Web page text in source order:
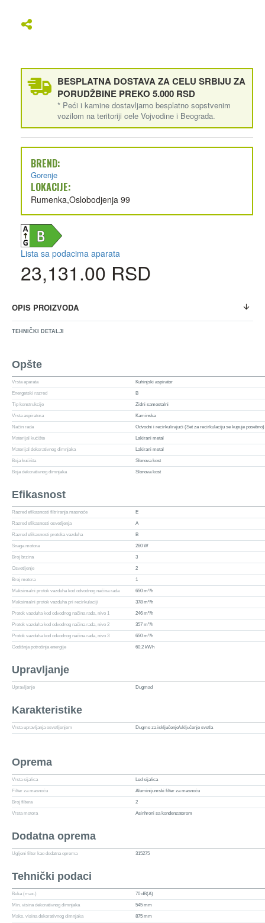
BESPLATNA DOSTAVA ZA CELU SRBIJU ZA
PORUDŽBINE PREKO 5.000 RSD
* Peći i kamine dostavljamo besplatno sopstvenim
vozilom na teritoriji cele Vojvodine i Beograda.
BREND:
Gorenje
LOKACIJE:
Rumenka,Oslobodjenja 99
Lista sa podacima aparata
23,131.00 RSD
OPIS PROIZVODA
TEHNIČKI DETALJI
Opšte
Vrsta aparata Kuhinjski aspirator
Energetski razred B
Tip konstrukcije Zidni samostalni
Vrsta aspiratora Kaminska
Način rada Odvodni i recirkulirajući (Set za recirkulaciju se kupuje posebno)
Materijal kućište Lakirani metal
Materijal dekorativnog dimnjaka Lakirani metal
Boja kućišta Slonova kost
Boja dekorativnog dimnjaka Slonova kost
Efikasnost
Razred efikasnosti filtriranja masnoće E
Razred efikasnosti osvetljenja A
Razred efikasnosti protoka vazduha B
Snaga motora 260 W
Broj brzina 3
Osvetljenje 2
Broj motora 1
Maksimalni protok vazduha kod odvodnog načina rada 650 m³/h
Maksimalni protok vazduha pri recirkulaciji 378 m³/h
Protok vazduha kod odvodnog načina rada, nivo 1 246 m³/h
Protok vazduha kod odvodnog načina rada, nivo 2 357 m³/h
Protok vazduha kod odvodnog načina rada, nivo 3 650 m³/h
Godišnja potrošnja energije 60.2 kWh
Upravljanje
Upravljanje Dugmad
Karakteristike
Vrsta upravljanja osvetljenjem Dugme za isključenje/uključenje svetla
Oprema
Vrsta sijalica Led sijalica
Filter za masnoću Aluminijumski filter za masnoću
Broj filtera 2
Vrsta motora Asinhroni sa kondenzatorom
Dodatna oprema
Ugljeni filter kao dodatna oprema 315275
Tehnički podaci
Buka (max.) 70 dB(A)
Min. visina dekorativnog dimnjaka 545 mm
Maks. visina dekorativnog dimnjaka 875 mm